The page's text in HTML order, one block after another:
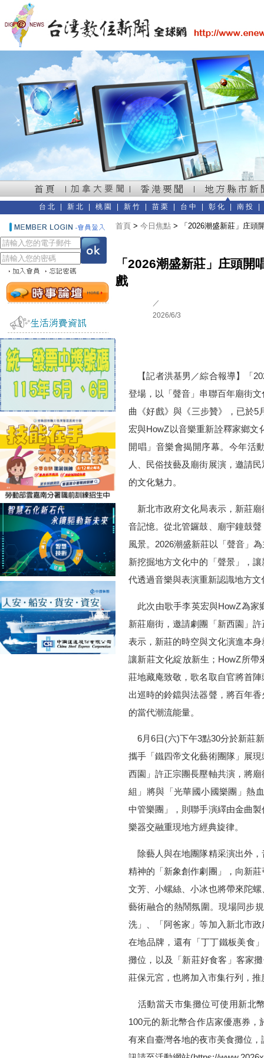
台北 新北 桃園 新竹 苗栗 台中 彰化 南投
首頁 > 今日焦點 > 「2026潮盛新莊」庄頭
「2026潮盛新莊」庄頭
戲
／
2026/6/3
【記者洪基男／綜合報導】「
登場，以「聲音」串聯百年廟街
曲《好戲》與《三步贊》，已於5
宏與HowZ以音樂重新詮釋家鄉文
開唱」音樂會揭開序幕。今年活
人、民俗技藝及廟街展演，邀請
的文化魅力。
新北市政府文化局表示，新莊廟
音記憶。從北管鑼鼓、廟宇鐘鼓
風景。2026潮盛新莊以「聲音」
新挖掘地方文化中的「聲景」，
代透過音樂與表演重新認識地方文
此次由歌手李英宏與HowZ為家
新莊廟街，邀請劇團「新西園」
表示，新莊的時空與文化演進本
讓新莊文化綻放新生；HowZ所
莊地藏庵致敬，歌名取自官將首
出巡時的鈴鐺與法器聲，將百年
的當代潮流能量。
6月6日(六)下午3點30分於新莊
攜手「鐵四帝文化藝術團隊」展
西園」許正宗團長壓軸共演，將
組」將與「光華國小國樂團」熱
中管樂團」，則聯手演繹由金曲
樂器交融重現地方經典旋律。
除藝人與在地團隊精采演出外，
精神的「新象創作劇團」，向新
文芳、小螺絲、小冰也將帶來陀
藝術融合的熱鬧氛圍。現場同步
洗」、「阿爸家」等加入新北市
在地品牌，還有「丁丁鐵板美食
攤位，以及「新莊好食客」客家
莊保元宮，也將加入市集行列，
活動當天市集攤位可使用新北
100元的新北幣合作店家優惠券
有來自臺灣各地的夜市美食攤位